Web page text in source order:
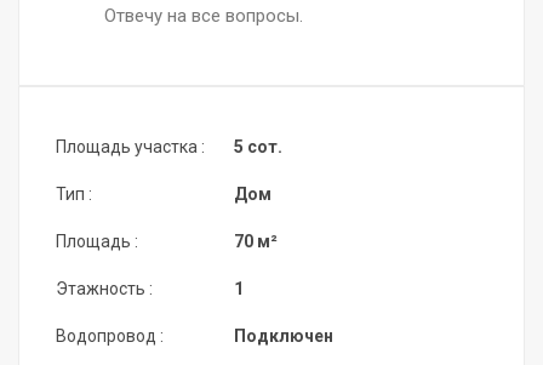
Отвечу на все вопросы.
Площадь участка :
Тип :
Площадь :
Этажность :
Водопровод :
5 сот.
Дом
70 м²
1
Подключен